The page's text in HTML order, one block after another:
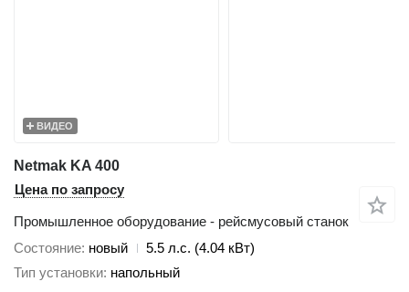
ВИДЕО
Netmak KA 400
Цена по запросу
Промышленное оборудование - рейсмусовый станок
Состояние новый
5.5 л.с. (4.04 кВт)
Тип установки напольный